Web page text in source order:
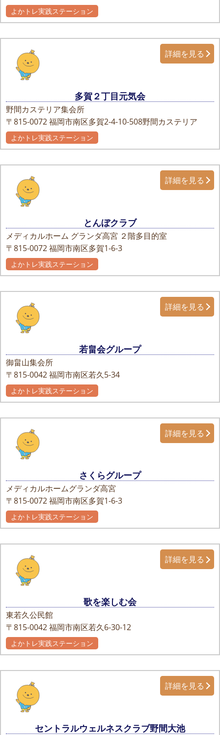
よかトレ実践ステーション
多賀２丁目元気会
野間カステリア集会所
〒815-0072福岡市南区多賀2-4-10-508野間カステリア
詳細を見る
よかトレ実践ステーション
とんぼクラブ
メディカルホーム グランダ高宮 ２階多目的室
〒815-0072福岡市南区多賀1-6-3
詳細を見る
よかトレ実践ステーション
若畠会グループ
御畠山集会所
〒815-0042福岡市南区若久5-34
詳細を見る
よかトレ実践ステーション
さくらグループ
メディカルホームグランダ高宮
〒815-0072福岡市南区多賀1-6-3
詳細を見る
よかトレ実践ステーション
歌を楽しむ会
東若久公民館
〒815-0042福岡市南区若久6-30-12
詳細を見る
よかトレ実践ステーション
セントラルウェルネスクラブ野間大池
詳細を見る